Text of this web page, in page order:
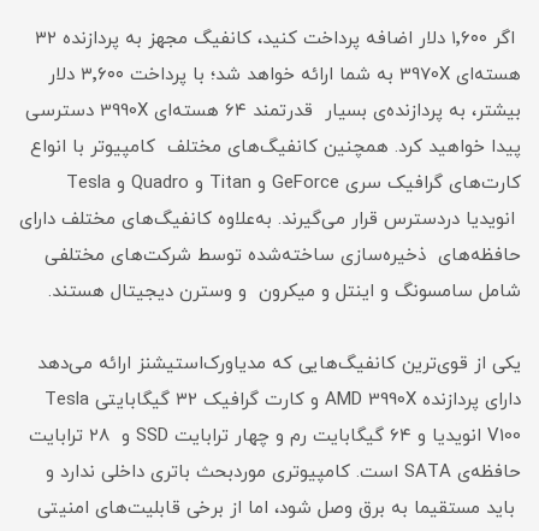
اگر ۱٬۶۰۰ دلار اضافه پرداخت کنید، کانفیگ مجهز به پردازنده‌ ۳۲
هسته‌ای 3970X به شما ارائه خواهد شد؛ با پرداخت ۳٬۶۰۰ دلار
بیشتر، به پردازنده‌ی بسیار قدرتمند ۶۴ هسته‌ای 3990X دسترسی
پیدا خواهید کرد. همچنین کانفیگ‌های مختلف کامپیوتر با انواع
کارت‌های گرافیک سری GeForce و Titan و Quadro و Tesla
انویدیا دردسترس قرار می‌گیرند. به‌علاوه کانفیگ‌های مختلف دارای
حافظه‌های ذخیره‌سازی ساخته‌شده توسط شرکت‌های مختلفی
شامل سامسونگ و اینتل و میکرون و وسترن دیجیتال هستند.
یکی از قوی‌ترین کانفیگ‌هایی که مدیاورک‌استیشنز ارائه می‌دهد
دارای پردازنده‌ AMD 3990X و کارت گرافیک ۳۲ گیگابایتی Tesla
V100 انویدیا و ۶۴ گیگابایت رم و چهار ترابایت SSD و ۲۸ ترابایت
حافظه‌ی SATA است. کامپیوتر‌ی موردبحث باتری داخلی ندارد و
باید مستقیما به برق وصل شود، اما از برخی قابلیت‌های امنیتی